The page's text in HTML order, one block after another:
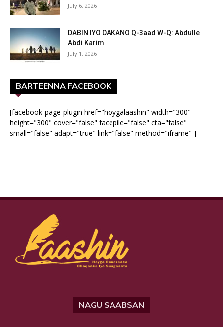
July 6, 2026
DABIN IYO DAKANO Q-3aad W-Q: Abdulle
Abdi Karim
July 1, 2026
BARTEENNA FACEBOOK
[facebook-page-plugin href="hoygalaashin" width="300"
height="300" cover="false" facepile="false" cta="false"
small="false" adapt="true" link="false" method="iframe" ]
NAGU SAABSAN